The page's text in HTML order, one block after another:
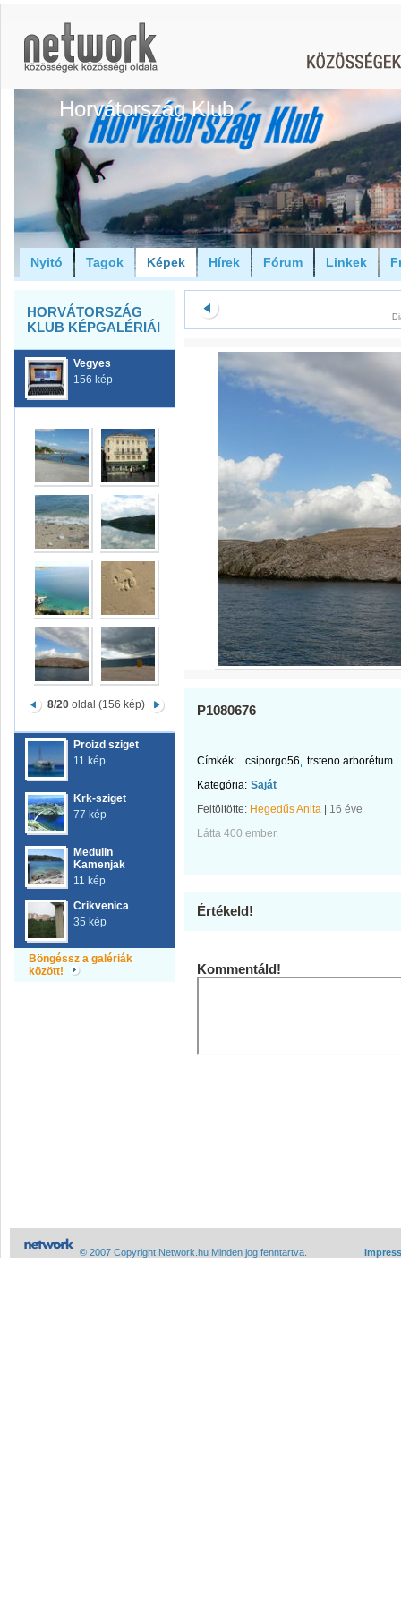
Horvátország Klub
Nyitó Tagok Képek Hírek Fórum Linkek
HORVÁTORSZÁG
KLUB KÉPGALÉRIÁI
Vegyes
156 kép
8/20oldal (156 kép)
Proizd sziget
11 kép
Krk-sziget
77 kép
Medulin
Kamenjak
11 kép
Crikvenica
35 kép
Böngéssz a galériák
között!
P1080676
Címkék: csiporgo56
trsteno arborétum
Kategória: Saját
Feltöltötte: Hegedűs Anita
16 éve
Látta 400 ember.
Értékeld!
Kommentáld!
© 2007 Copyright Network.hu Minden jog fenntartva.